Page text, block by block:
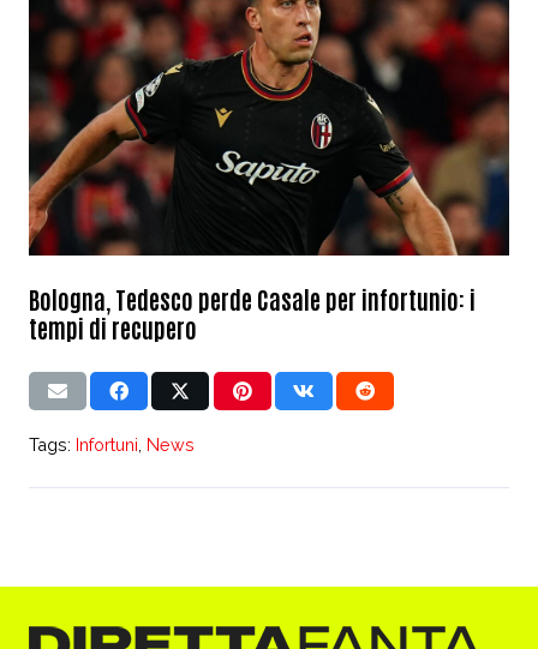
Bologna, Tedesco perde Casale per infortunio: i
tempi di recupero
Tags: Infortuni News